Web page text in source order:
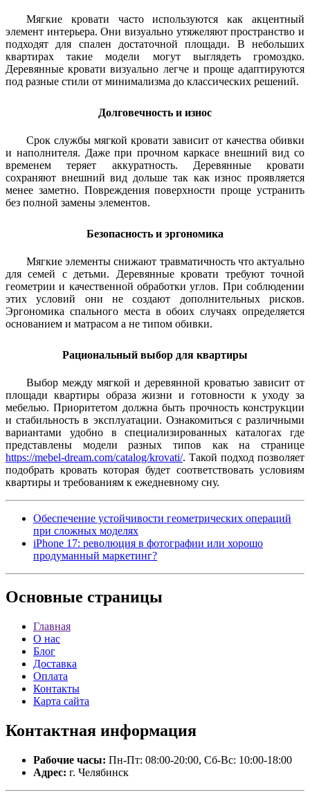
Мягкие кровати часто используются как акцентный
элемент интерьера. Они визуально утяжеляют пространство и
подходят для спален достаточной площади. В небольших
квартирах такие модели могут выглядеть громоздко.
Деревянные кровати визуально легче и проще адаптируются
под разные стили от минимализма до классических решений.
Долговечность и износ
Срок службы мягкой кровати зависит от качества обивки
и наполнителя. Даже при прочном каркасе внешний вид со
временем теряет аккуратность. Деревянные кровати
сохраняют внешний вид дольше так как износ проявляется
менее заметно. Повреждения поверхности проще устранить
без полной замены элементов.
Безопасность и эргономика
Мягкие элементы снижают травматичность что актуально
для семей с детьми. Деревянные кровати требуют точной
геометрии и качественной обработки углов. При соблюдении
этих условий они не создают дополнительных рисков.
Эргономика спального места в обоих случаях определяется
основанием и матрасом а не типом обивки.
Рациональный выбор для квартиры
Выбор между мягкой и деревянной кроватью зависит от
площади квартиры образа жизни и готовности к уходу за
мебелью. Приоритетом должна быть прочность конструкции
и стабильность в эксплуатации. Ознакомиться с различными
вариантами удобно в специализированных каталогах где
представлены модели разных типов как на странице
https://mebel-dream.com/catalog/krovati/. Такой подход позволяет
подобрать кровать которая будет соответствовать условиям
квартиры и требованиям к ежедневному сну.
Обеспечение устойчивости геометрических операций
при сложных моделях
iPhone 17: революция в фотографии или хорошо
продуманный маркетинг?
Основные страницы
Главная
О нас
Блог
Доставка
Оплата
Контакты
Карта сайта
Контактная информация
Рабочие часы: Пн-Пт: 08:00-20:00, Сб-Вс: 10:00-18:00
Адрес: г. Челябинск